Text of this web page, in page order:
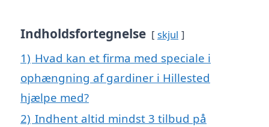
Indholdsfortegnelse skjul
1) Hvad kan et firma med speciale i
ophængning af gardiner i Hillested
hjælpe med?
2) Indhent altid mindst 3 tilbud på